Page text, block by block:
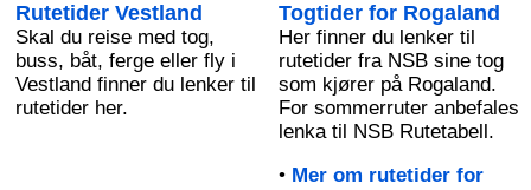
Rutetider Vestland
Skal du reise med tog,
buss, båt, ferge eller fly i
Vestland finner du lenker til
rutetider her.
Togtider for Rogaland
Her finner du lenker til
rutetider fra NSB sine tog
som kjører på Rogaland.
For sommerruter anbefales
lenka til NSB Rutetabell.
• Mer om rutetider for